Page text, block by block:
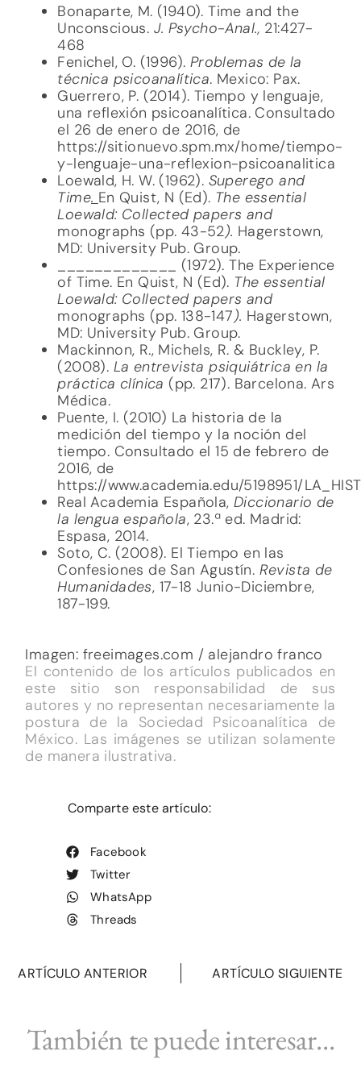
Bonaparte, M. (1940). Time and the
Unconscious. J. Psycho-Anal., 21:427-
468
Fenichel, O. (1996). Problemas de la
técnica psicoanalítica. Mexico: Pax.
Guerrero, P. (2014). Tiempo y lenguaje,
una reflexión psicoanalítica. Consultado
el 26 de enero de 2016, de
https://sitionuevo.spm.mx/home/tiempo-
y-lenguaje-una-reflexion-psicoanalitica
Loewald, H. W. (1962). Superego and
Time. En Quist, N (Ed). The essential
Loewald: Collected papers and
monographs (pp. 43-52). Hagerstown,
MD: University Pub. Group.
_____________ (1972). The Experience
of Time. En Quist, N (Ed). The essential
Loewald: Collected papers and
monographs (pp. 138-147). Hagerstown,
MD: University Pub. Group.
Mackinnon, R., Michels, R. & Buckley, P.
(2008). La entrevista psiquiátrica en la
práctica clínica (pp. 217). Barcelona. Ars
Médica.
Puente, I. (2010) La historia de la
medición del tiempo y la noción del
tiempo. Consultado el 15 de febrero de
2016, de
https://www.academia.edu/5198951/
Real Academia Española, Diccionario de
la lengua española, 23.ª ed. Madrid:
Espasa, 2014.
Soto, C. (2008). El Tiempo en las
Confesiones de San Agustín. Revista de
Humanidades, 17-18 Junio-Diciembre,
187-199.
Imagen: freeimages.com / alejandro franco
El contenido de los artículos publicados en
este sitio son responsabilidad de sus
autores y no representan necesariamente la
postura de la Sociedad Psicoanalítica de
México. Las imágenes se utilizan solamente
de manera ilustrativa.
Comparte este artículo:
Facebook
Twitter
WhatsApp
Threads
ARTÍCULO ANTERIOR ARTÍCULO SIGUIENTE
También te puede interesar...